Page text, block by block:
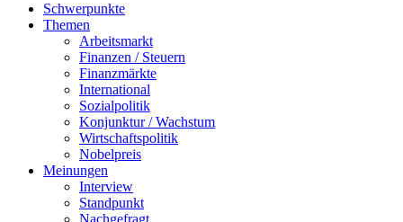
Schwerpunkte
Themen
Arbeitsmarkt
Finanzen / Steuern
Finanzmärkte
International
Sozialpolitik
Konjunktur / Wachstum
Wirtschaftspolitik
Nobelpreis
Meinungen
Interview
Standpunkt
Nachgefragt